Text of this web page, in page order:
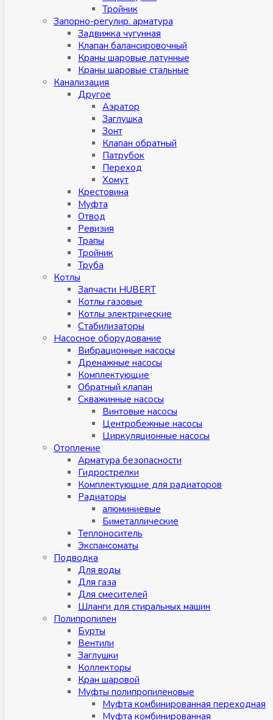
Тройник
Запорно-регулир. арматура
Задвижка чугунная
Клапан балансировочный
Краны шаровые латунные
Краны шаровые стальные
Канализация
Другое
Аэратор
Заглушкa
Зонт
Клапан обратный
Патрубок
Переход
Хомут
Крестовина
Муфтa
Отвод
Ревизия
Трапы
Тройник
Труба
Котлы
Запчасти HUBERT
Котлы газовые
Котлы электрические
Стабилизаторы
Насосное оборудование
Вибрационные насосы
Дренажные насосы
Комплектующие
Обратный клапан
Скважинные насосы
Винтовые насосы
Центробежные насосы
Циркуляционные насосы
Отопление
Арматура безопасности
Гидрострелки
Комплектующие для радиаторов
Радиаторы
алюминиевые
Биметаллические
Теплоноситель
Экспансоматы
Подводка
Для воды
Для газа
Для смесителей
Шланги для стиральных машин
Полипропилен
Бурты
Вентили
Заглушки
Коллекторы
Кран шаровой
Муфты полипропиленовые
Муфта комбинированная переходная
Муфта комбинированная